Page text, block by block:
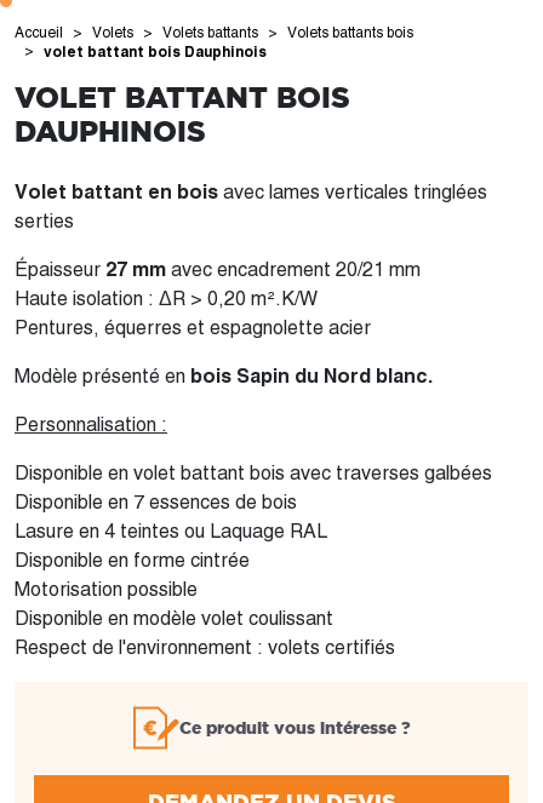
Accueil Volets Volets battants Volets battants bois
volet battant bois Dauphinois
VOLET BATTANT BOIS
DAUPHINOIS
Volet battant en bois avec lames verticales tringlées
serties
Épaisseur 27 mm avec encadrement 20/21 mm
Haute isolation : ΔR > 0,20 m².K/W
Pentures, équerres et espagnolette acier
Modèle présenté en bois Sapin du Nord blanc.
Personnalisation :
Disponible en volet battant bois avec traverses galbées
Disponible en 7 essences de bois
Lasure en 4 teintes ou Laquage RAL
Disponible en forme cintrée
Motorisation possible
Disponible en modèle volet coulissant
Respect de l'environnement : volets certifiés
Ce produit vous intéresse ?